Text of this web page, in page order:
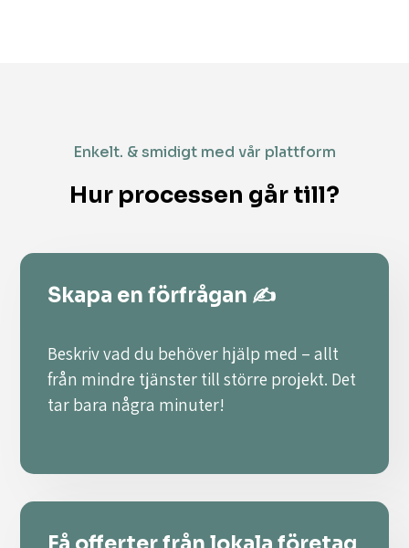
Enkelt. & smidigt med vår plattform
Hur processen går till?
Skapa en förfrågan ✍️
Beskriv vad du behöver hjälp med – allt
från mindre tjänster till större projekt. Det
tar bara några minuter!